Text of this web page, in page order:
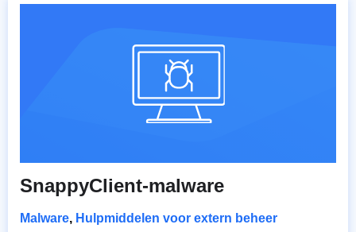
SnappyClient-malware
Malware, Hulpmiddelen voor extern beheer